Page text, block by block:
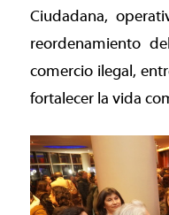
Ciudadana,
reordenamiento
comercio ilegal,
fortalecer la vida